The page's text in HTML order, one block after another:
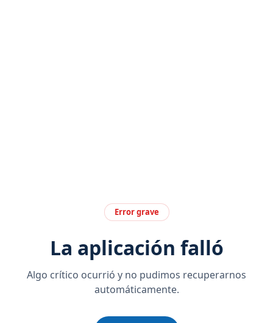
Error grave
La aplicación falló
Algo crítico ocurrió y no pudimos recuperarnos
automáticamente.